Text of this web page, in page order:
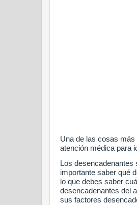
Una de las cosas
atención médica para
Los
importante saber qué
lo que debes saber
desencadenantes del
sus factores